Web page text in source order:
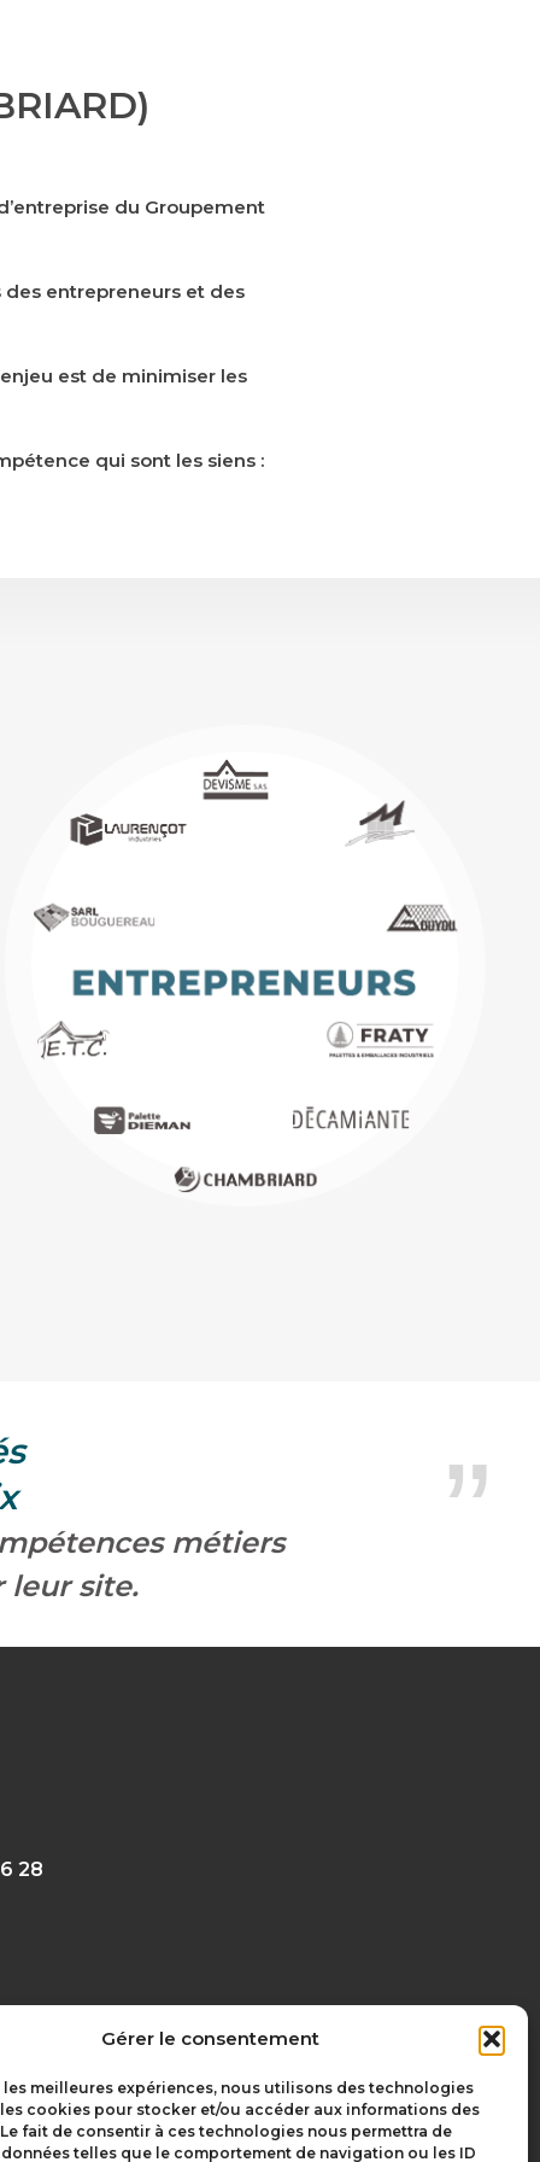
Gérer le consentement
meilleures expériences, nous utilisons des technologies
cookies pour stocker et/ou accéder aux informations des
fait de consentir à ces technologies nous permettra de
telles que le comportement de navigation ou les ID
du Groupement
des entrepreneurs et des
est de minimiser les
qui sont les siens :
métiers
site.
28‬
olivgraphic.com